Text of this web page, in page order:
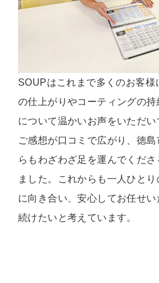
SOUPはこれまで多くのお客様
の仕上がりやコーティングの
について温かいお声をいただ
ご感想が口コミで広がり、徳
らもわざわざ足を運んでくださ
ました。これからも一人ひと
に向き合い、安心してお任せい
続けたいと考えています。